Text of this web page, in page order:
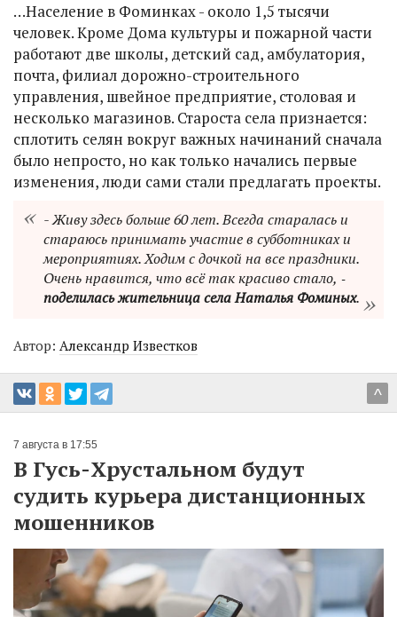
…Население в Фоминках - около 1,5 тысячи
человек. Кроме Дома культуры и пожарной части
работают две школы, детский сад, амбулатория,
почта, филиал дорожно-строительного
управления, швейное предприятие, столовая и
несколько магазинов. Староста села признается:
сплотить селян вокруг важных начинаний сначала
было непросто, но как только начались первые
изменения, люди сами стали предлагать проекты.
- Живу здесь больше 60 лет. Всегда старалась и
стараюсь принимать участие в субботниках и
мероприятиях. Ходим с дочкой на все праздники.
Очень нравится, что всё так красиво стало, ‑
поделилась жительница села Наталья Фоминых.
Автор: Александр Известков
^
7 августа в 17:55
В Гусь-Хрустальном будут
судить курьера дистанционных
мошенников